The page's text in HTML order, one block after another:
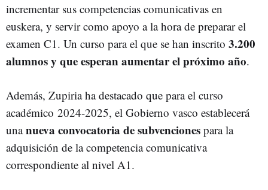
incrementar sus competencias comunicativas en
euskera, y servir como apoyo a la hora de preparar el
examen C1. Un curso para el que se han inscrito 3.200
alumnos y que esperan aumentar el próximo año.
Además, Zupiria ha destacado que para el curso
académico 2024-2025, el Gobierno vasco establecerá
unanueva convocatoria de subvenciones para la
adquisición de la competencia comunicativa
correspondiente al nivel A1.